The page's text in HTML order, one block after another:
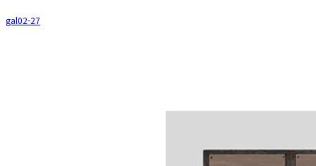
gal02-27